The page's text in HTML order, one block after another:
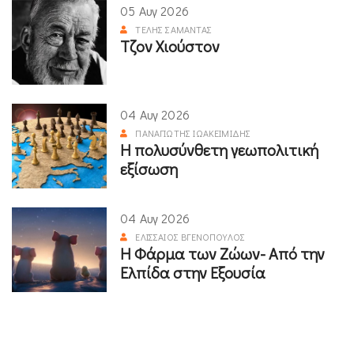
05 Αυγ 2026
ΤΈΛΗΣ ΣΑΜΑΝΤΆΣ
Τζον Χιούστον
04 Αυγ 2026
ΠΑΝΑΓΙΏΤΗΣ ΙΩΑΚΕΙΜΊΔΗΣ
Η πολυσύνθετη γεωπολιτική
εξίσωση
04 Αυγ 2026
ΕΛΙΣΣΑΊΟΣ ΒΓΕΝΌΠΟΥΛΟΣ
Η Φάρμα των Ζώων- Από την
Ελπίδα στην Εξουσία